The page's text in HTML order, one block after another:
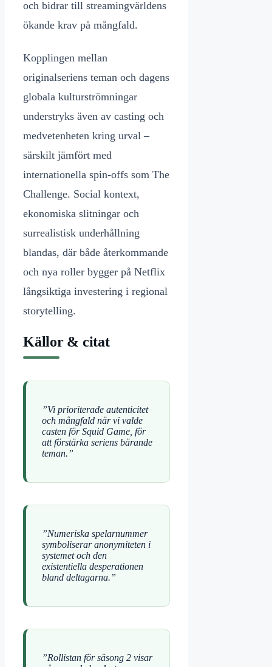
och bidrar till streamingvärldens
ökande krav på mångfald.
Kopplingen mellan
originalseriens teman och dagens
globala kulturströmningar
understryks även av casting och
medvetenheten kring urval –
särskilt jämfört med
internationella spin-offs som The
Challenge. Social kontext,
ekonomiska slitningar och
surrealistisk underhållning
blandas, där både återkommande
och nya roller bygger på Netflix
långsiktiga investering i regional
storytelling.
Källor & citat
”Vi prioriterade autenticitet
och mångfald när vi valde
casten för Squid Game, för
att förstärka seriens bärande
teman.”
”Numeriska spelarnummer
symboliserar anonymiteten i
systemet och den
existentiella desperationen
bland deltagarna.”
”Rollistan för säsong 2 visar